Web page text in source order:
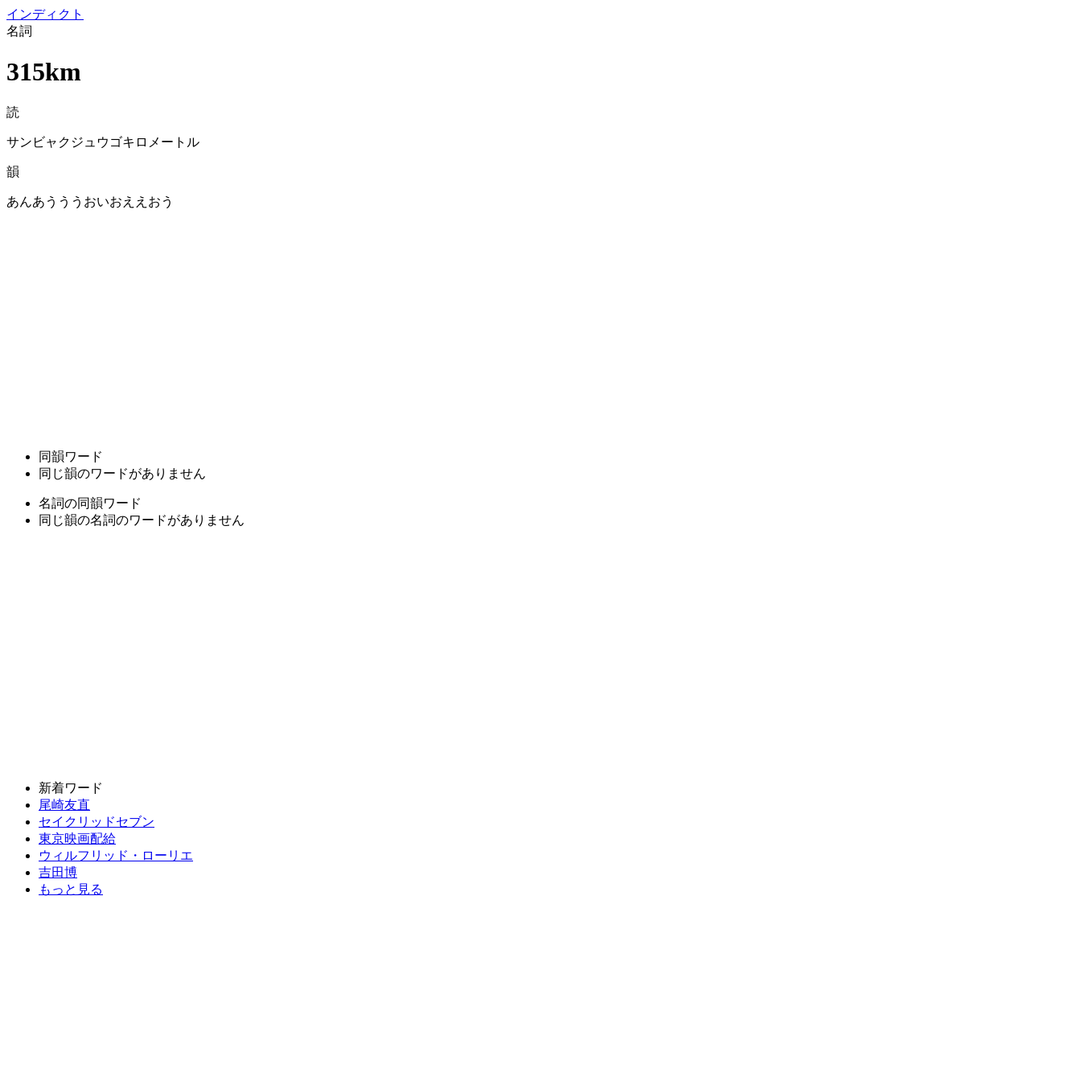
インディクト
名詞
315km
読
サンビャクジュウゴキロメートル
韻
あんあうううおいおええおう
同韻ワード
同じ韻のワードがありません
名詞の同韻ワード
同じ韻の名詞のワードがありません
新着ワード
尾崎友直
セイクリッドセブン
東京映画配給
ウィルフリッド・ローリエ
吉田博
もっと見る